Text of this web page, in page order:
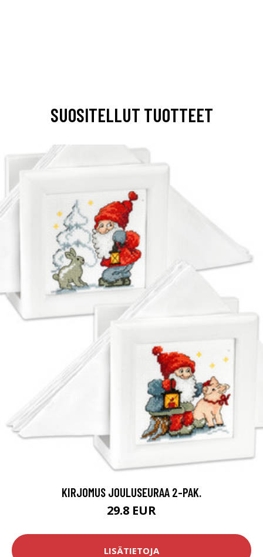
SUOSITELLUT TUOTTEET
KIRJOMUS JOULUSEURAA 2-PAK.
29.8 EUR
LISÄTIETOJA